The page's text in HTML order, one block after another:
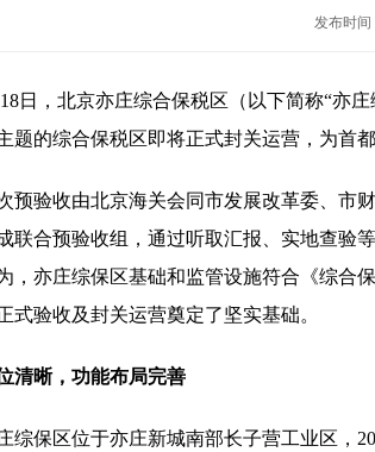
发布时
，北京亦庄综合保税区（以下简称“亦庄
题的综合保税区即将正式封关运营，为首
验收由北京海关会同市发展改革委、市财
联合预验收组，通过听取汇报、实地查验
，亦庄综保区基础和监管设施符合《综合
式验收及封关运营奠定了坚实基础。
晰，功能布局完善
保区位于亦庄新城南部长子营工业区，